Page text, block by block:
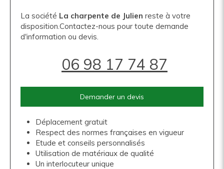
La société La charpente de Julien reste à votre
disposition.Contactez-nous pour toute demande
d'information ou devis.
06 98 17 74 87
Demander un devis
Déplacement gratuit
Respect des normes françaises en vigueur
Etude et conseils personnalisés
Utilisation de matériaux de qualité
Un interlocuteur unique